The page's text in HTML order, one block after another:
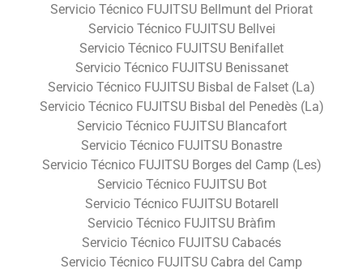
Servicio Técnico FUJITSU Bellmunt del Priorat
Servicio Técnico FUJITSU Bellvei
Servicio Técnico FUJITSU Benifallet
Servicio Técnico FUJITSU Benissanet
Servicio Técnico FUJITSU Bisbal de Falset (La)
Servicio Técnico FUJITSU Bisbal del Penedès (La)
Servicio Técnico FUJITSU Blancafort
Servicio Técnico FUJITSU Bonastre
Servicio Técnico FUJITSU Borges del Camp (Les)
Servicio Técnico FUJITSU Bot
Servicio Técnico FUJITSU Botarell
Servicio Técnico FUJITSU Bràfim
Servicio Técnico FUJITSU Cabacés
Servicio Técnico FUJITSU Cabra del Camp